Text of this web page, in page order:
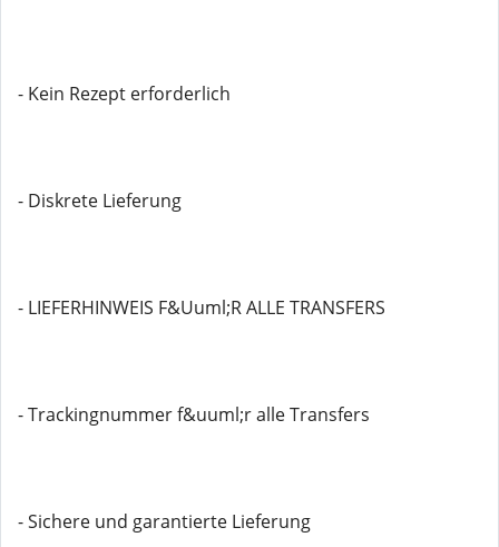
- Kein Rezept erforderlich
- Diskrete Lieferung
- LIEFERHINWEIS F&Uuml;R ALLE TRANSFERS
- Trackingnummer f&uuml;r alle Transfers
- Sichere und garantierte Lieferung